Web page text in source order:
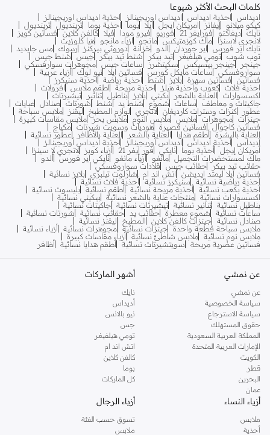
كلمات البحث الأكثر شيوعا
اديداس احذية اديداس اديداس اوريجينالز
احذية اديداس اوريجينالز
كيكو ميلانو
إيفانز امريكان ايجل ايلا بوما احذية بوما ترينديول ترينديول
نايك ديفاكتو فورايفر 21 فوريو فيرو مودا فيلا كالفن كلاين فساتين كويز
لانجري لاسنزا
ماك كوزمتيكس مانجو ازياء مانجو
هيا كلوزيت
نايك اير فورس
اير جوردان الدو خزانة دوروثي بيركنز ريبوك مس جايديد
توب شوب تومي هيلفيغر تيد بيكر شنط تيد بيكر جيس
شنط جيس
جينجر
جينجر بيسيكس سكيتشرز ساعات جيس مجوهرات سوارفسكي
سواروفسكي
ساعات مايكل كورس فساتين ايلا نيو لوك أزياء عربية
فساتين
فساتين سهرة بلايز شنط احذية رياضة
احذية سنيكرز
احذية فلات كعوب واحذية هيلز احذية مريحة اطقم ملابس
افرولات
اكسسوارات
العناية بالشعر بكيني بلايز بناطيل تنانير
تيشيرتات
جاكيتات و معاطف
ساعات شموع شنط يد شنط شورتات صنادل
عبايات
عطور
كنزات وسترات كارديغان لانجري لوازم المطبخ ليقنز
ملابس سباحة
جينزات مجوهرات ملابس ملابس النوم ملابس بحر ملابس مقاسات كبيرة
فساتين كاجوال
فساتين قصيرة هوديات وسويت شيرتات مكياج
العناية بالبشرة أطقم هدايا العناية بالشعر العناية بالأظافر
عطور نسائية
أديداس أحذية أديداس أديداس أوريجينالز
أحذية أديداس أوريجينالز
أمريكان إيجل أحذية بوما نايكي فور إيفر 21 أزياء كويز
لانجري لا سينزا
ماك لمستحضرات التجميل مانغو أزياء مانغو نايكي اير فورس ألدو
حقائب تيد بيكر
حقائب جيس
قلادات سواروفسكي
فساتين ايلا ليمتد ايديشن
اتش اند ام شارلوت تيلبري بلايز نسائية
أحذية رياضية نسائية
سنيكرز نسائية أحذية فلات نسائية
أحذية بكعب نسائية أحذية مريحة نسائية أطقم نسائية بليسوت نسائية
اكسسوارات نسائية منتجات عناية بالشعر نسائية بيكيني نسائية
بناطيل نسائية تنانير نسائية تيشيرتات نسائية جاكيتات نسائية
ساعات نسائية
شموع معطرة حقائب يد حقائب نسائية
شورتات نسائية
صنادل نسائية جينزات كالفن كلاين المطبخ
ليقنز نسائية
ملابس سباحة قطعة واحدة جينزات نسائية مجوهرات نسائية أزياء نسائية
ملابس نوم نسائية ملابس شاطئ نسائية أزياء مقاسات كبيرة
فساتين عصرية مريحة
سويتشيرتات نسائية أطقم هدايا نسائية أظافر
عن نمشي
عن نمشي
سياسة الخصوصية
سياسة الاسترجاع
حقوق المستهلك
المملكة العربية السعودية
الإمارات العربية المتحدة
الكويت
قطر
البحرين
عمان
أشهر الماركات
نايك
أديداس
نيو بالانس
جس
تومي هيلفيغر
اتش اند ام
كالفن كلاين
بوما
كل الماركات
أزياء النساء
ملابس
أحذية
أزياء الرجال
تسوق حسب الفئة
ملابس